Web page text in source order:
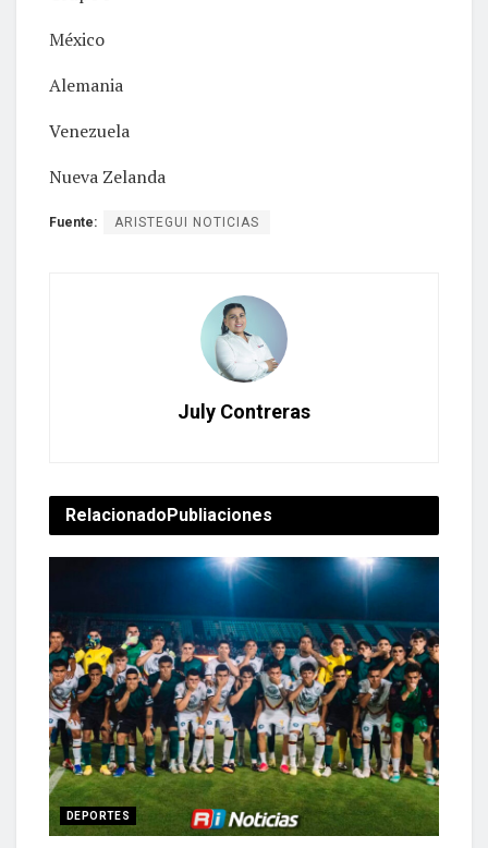
México
Alemania
Venezuela
Nueva Zelanda
Fuente: ARISTEGUI NOTICIAS
July Contreras
Relacionado Publiaciones
DEPORTES